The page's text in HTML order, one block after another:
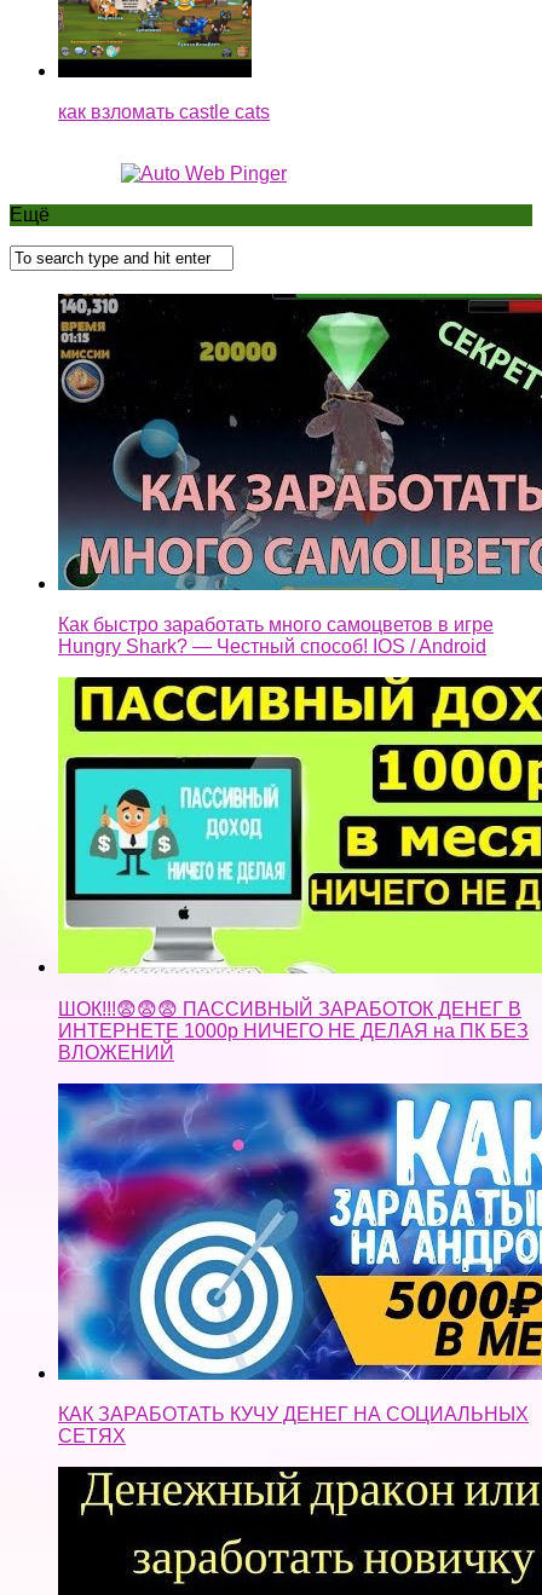
как взломать castle cats
Ещё
Как быстро заработать много самоцветов в игре
Hungry Shark? — Честный способ! IOS / Android
ШОК!!!😨😨😨 ПАССИВНЫЙ ЗАРАБОТОК ДЕНЕГ В
ИНТЕРНЕТЕ 1000р НИЧЕГО НЕ ДЕЛАЯ на ПК БЕЗ
ВЛОЖЕНИЙ
КАК ЗАРАБОТАТЬ КУЧУ ДЕНЕГ НА СОЦИАЛЬНЫХ
СЕТЯХ